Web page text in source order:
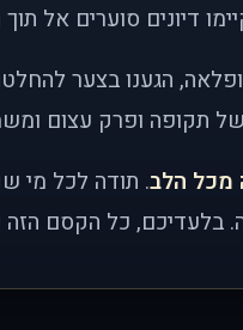
דיונים סוערים אל
הגענו בצער
תקופה ופרק עצום
מכל הלב. תודה לכל מי
בלעדיכם, כל הקסם